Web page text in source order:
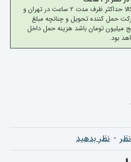
از زمان سفارش این کالا حداکثر ظرف مدت 2 ساعت در تهران و
حمل کننده تحویل و چنانچه مبلغ
میلیون تومان باشد هزینه حمل داخل
بود.
- نظر بدهید